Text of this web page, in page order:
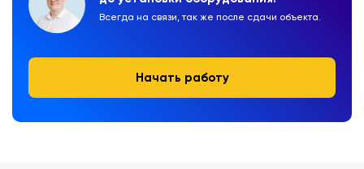
Всегда на связи, так же после сдачи объекта.
Начать работу